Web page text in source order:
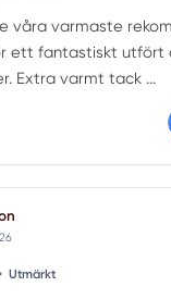
våra varmaste
ett fantastiskt utfört
Extra varmt tack ...
• Utmärkt